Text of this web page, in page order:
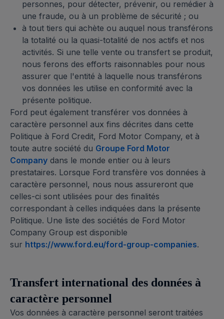
personnes, pour détecter, prévenir, ou remédier à
une fraude, ou à un problème de sécurité ; ou
à tout tiers qui achète ou auquel nous transférons
la totalité ou la quasi-totalité de nos actifs et nos
activités. Si une telle vente ou transfert se produit,
nous ferons des efforts raisonnables pour nous
assurer que l'entité à laquelle nous transférons
vos données les utilise en conformité avec la
présente politique.
Ford peut également transférer vos données à
caractère personnel aux fins décrites dans cette
Politique à Ford Credit, Ford Motor Company, et à
toute autre société du Groupe Ford Motor
Company dans le monde entier ou à leurs
prestataires. Lorsque Ford transfère vos données à
caractère personnel, nous nous assureront que
celles-ci sont utilisées pour des finalités
correspondant à celles indiquées dans la présente
Politique. Une liste des sociétés de Ford Motor
Company Group est disponible
sur https://www.ford.eu/ford-group-companies.
Transfert international des données à
caractère personnel
Vos données à caractère personnel seront traitées